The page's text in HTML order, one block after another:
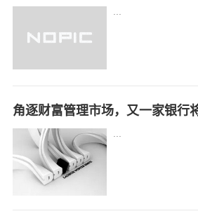
角逐财富管理市场，又一家银行